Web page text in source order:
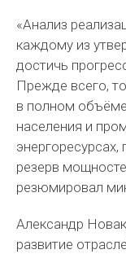
«Анализ
каждому из
достичь
Прежде всего,
в полном
населения и
резерв
резюмировал
Александр
развитие